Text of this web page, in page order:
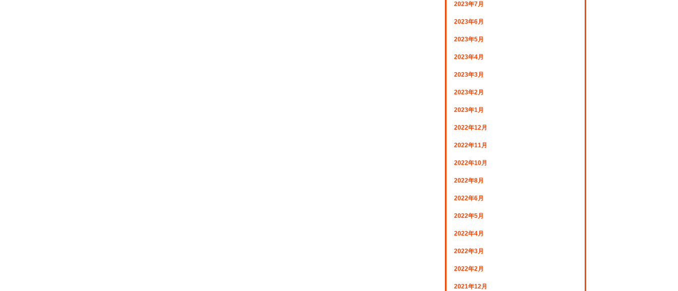
2023年7月
2023年6月
2023年5月
2023年4月
2023年3月
2023年2月
2023年1月
2022年12月
2022年11月
2022年10月
2022年8月
2022年6月
2022年5月
2022年4月
2022年3月
2022年2月
2021年12月